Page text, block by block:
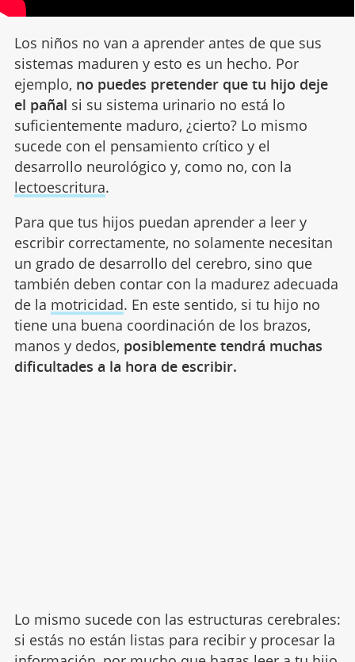
Los niños no van a aprender antes de que sus
sistemas maduren y esto es un hecho. Por
ejemplo, no puedes pretender que tu hijo deje
el pañal si su sistema urinario no está lo
suficientemente maduro, ¿cierto? Lo mismo
sucede con el pensamiento crítico y el
desarrollo neurológico y, como no, con la
lectoescritura.
Para que tus hijos puedan aprender a leer y
escribir correctamente, no solamente necesitan
un grado de desarrollo del cerebro, sino que
también deben contar con la madurez adecuada
de la motricidad. En este sentido, si tu hijo no
tiene una buena coordinación de los brazos,
manos y dedos, posiblemente tendrá muchas
dificultades a la hora de escribir.
Lo mismo sucede con las estructuras cerebrales:
si estás no están listas para recibir y procesar la